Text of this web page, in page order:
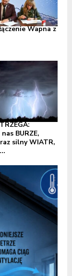
Wapna z
BURZE,
silny WIATR,